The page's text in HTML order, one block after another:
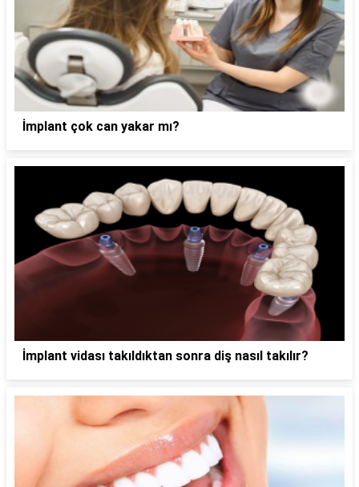
İmplant çok can yakar mı?
İmplant vidası takıldıktan sonra diş nasıl takılır?